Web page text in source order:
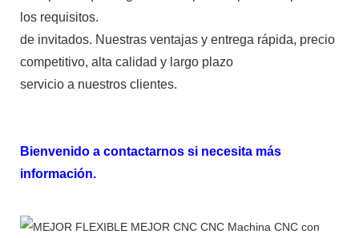
los requisitos.
de invitados. Nuestras ventajas y entrega rápida, precio
competitivo, alta calidad y largo plazo
servicio a nuestros clientes.
Bienvenido a contactarnos si necesita más
información.